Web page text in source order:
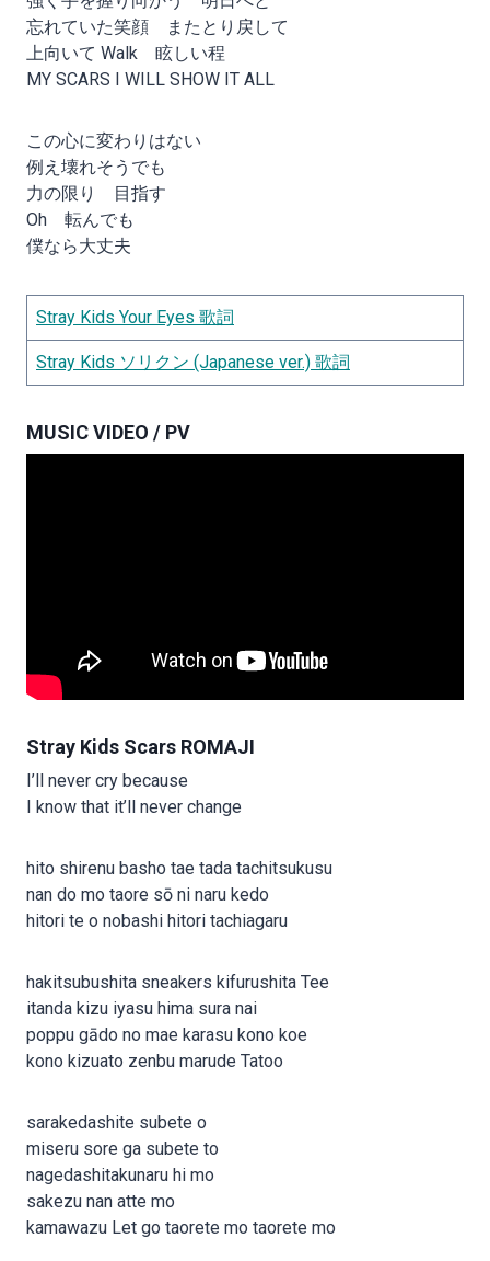
忘れていた笑顔 またとり戻して
上向いて Walk 眩しい程
MY SCARS I WILL SHOW IT ALL
この心に変わりはない
例え壊れそうでも
力の限り 目指す
Oh 転んでも
僕なら大丈夫
Stray Kids Your Eyes 歌詞
Stray Kids ソリクン (Japanese ver.) 歌詞
MUSIC VIDEO / PV
Stray Kids Scars ROMAJI
I’ll never cry because
I know that it’ll never change
hito shirenu basho tae tada tachitsukusu
nan do mo taore sō ni naru kedo
hitori te o nobashi hitori tachiagaru
hakitsubushita sneakers kifurushita Tee
itanda kizu iyasu hima sura nai
poppu gādo no mae karasu kono koe
kono kizuato zenbu marude Tatoo
sarakedashite subete o
miseru sore ga subete to
nagedashitakunaru hi mo
sakezu nan atte mo
kamawazu Let go taorete mo taorete mo